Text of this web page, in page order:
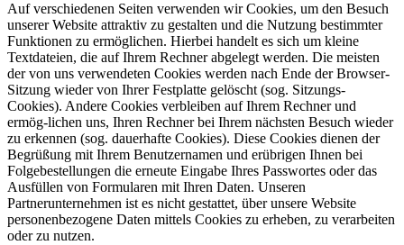
Auf verschiedenen Seiten verwenden wir Cookies, um den Besuch
unserer Website attraktiv zu gestalten und die Nutzung bestimmter
Funktionen zu ermöglichen. Hierbei handelt es sich um kleine
Textdateien, die auf Ihrem Rechner abgelegt werden. Die meisten
der von uns verwendeten Cookies werden nach Ende der Browser-
Sitzung wieder von Ihrer Festplatte gelöscht (sog. Sitzungs-
Cookies). Andere Cookies verbleiben auf Ihrem Rechner und
ermög-lichen uns, Ihren Rechner bei Ihrem nächsten Besuch wieder
zu erkennen (sog. dauerhafte Cookies). Diese Cookies dienen der
Begrüßung mit Ihrem Benutzernamen und erübrigen Ihnen bei
Folgebestellungen die erneute Eingabe Ihres Passwortes oder das
Ausfüllen von Formularen mit Ihren Daten. Unseren
Partnerunternehmen ist es nicht gestattet, über unsere Website
personenbezogene Daten mittels Cookies zu erheben, zu verarbeiten
oder zu nutzen.